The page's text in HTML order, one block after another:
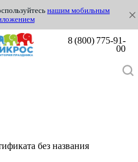
нашим мобильным
8 (800) 775-91-
00
без названия